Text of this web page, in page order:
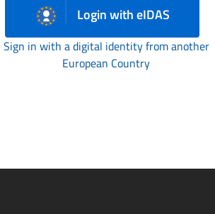
Login with eIDAS
Sign in with a digital identity from another
European Country